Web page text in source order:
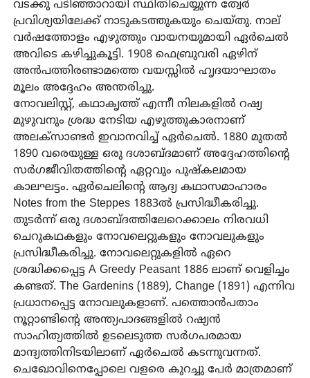
വടക്കു പടിഞ്ഞാറായി സ്ഥിതിചെയ്യുന്ന ത്വേർ
പ്രവിശ്യയിലേക്ക് നാടുകടത്തുകയും ചെയ്തു. നാല്
വർഷത്തോളം എഴുത്തും വായനയുമായി ഏർചെൽ
അവിടെ കഴിച്ചുകൂട്ടി. 1908 ഫെബ്രുവരി ഏഴിന്
അൻപത്തിരണ്ടാമത്തെ വയസ്സിൽ ഹൃദയാഘാതം
മൂലം അദ്ദേഹം അന്തരിച്ചു.
നോവലിസ്റ്റ്, കഥാകൃത്ത് എന്നീ നിലകളിൽ റഷ്യ
മുഴുവനും ശ്രദ്ധ നേടിയ എഴുത്തുകാരനാണ്
അലക്‌സാണ്ടർ ഇവാനവിച്ച് ഏർചെൽ. 1880 മുതൽ
1890 വരെയുള്ള ഒരു ദശാബ്ദമാണ് അദ്ദേഹത്തിന്റെ
സർഗജീവിതത്തിന്റെ ഏറ്റവും പുഷ്‌കലമായ
കാലഘട്ടം. ഏർചെലിന്റെ ആദ്യ കഥാസമാഹാരം
Notes from the Steppes 1883ൽ പ്രസിദ്ധീകരിച്ചു.
തുടർന്ന് ഒരു ദശാബ്ദത്തിലേറെക്കാലം നിരവധി
ചെറുകഥകളും നോവലെറ്റുകളും നോവലുകളും
പ്രസിദ്ധീകരിച്ചു. നോവലെറ്റുകളിൽ ഏറെ
ശ്രദ്ധിക്കപ്പെട്ട A Greedy Peasant 1886 ലാണ് വെളിച്ചം
കണ്ടത്. The Gardenins (1889), Change (1891) എന്നിവ
പ്രധാനപ്പെട്ട നോവലുകളാണ്. പത്തൊൻപതാം
നൂറ്റാണ്ടിന്റെ അന്ത്യപാദങ്ങളിൽ റഷ്യൻ
സാഹിത്യത്തിൽ ഉടലെടുത്ത സർഗപരമായ
മാന്ദ്യത്തിനിടയിലാണ് ഏർചെൽ കടന്നുവന്നത്.
ചെഖോവിനെപ്പോലെ വളരെ കുറച്ചു പേർ മാത്രമാണ്